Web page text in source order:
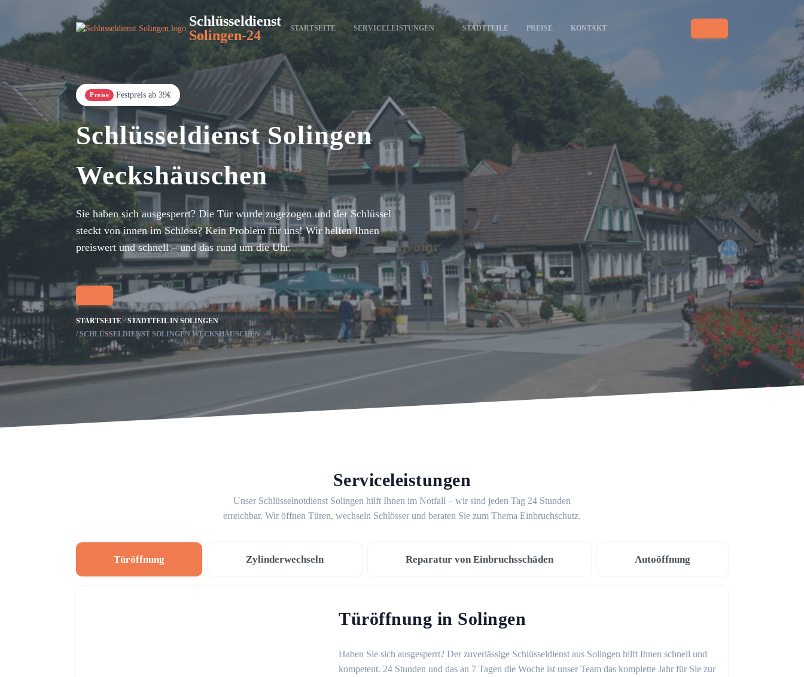
Schlüsseldienst
Solingen-24
STARTSEITE SERVICELEISTUNGEN STADTTEILE PREISE KONTAKT
Preise Festpreis ab 39€
Schlüsseldienst Solingen
Weckshäuschen
Sie haben sich ausgesperrt? Die Tür wurde zugezogen und der Schlüssel
steckt von innen im Schloss? Kein Problem für uns! Wir helfen Ihnen
preiswert und schnell – und das rund um die Uhr.
STARTSEITE
STADTTEIL IN SOLINGEN
SCHLÜSSELDIENST SOLINGEN WECKSHÄUSCHEN
Serviceleistungen
Unser Schlüsselnotdienst Solingen hilft Ihnen im Notfall – wir sind jeden Tag 24 Stunden
erreichbar. Wir öffnen Türen, wechseln Schlösser und beraten Sie zum Thema Einbruchschutz.
Türöffnung Zylinderwechseln Reparatur von Einbruchsschäden Autoöffnung
Türöffnung in Solingen
Haben Sie sich ausgesperrt? Der zuverlässige Schlüsseldienst aus Solingen hilft Ihnen schnell und
kompetent. 24 Stunden und das an 7 Tagen die Woche ist unser Team das komplette Jahr für Sie zur